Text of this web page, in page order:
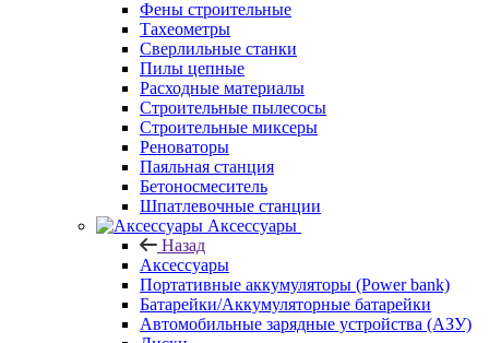
Фены строительные
Тахеометры
Сверлильные станки
Пилы цепные
Расходные материалы
Строительные пылесосы
Строительные миксеры
Реноваторы
Паяльная станция
Бетоносмеситель
Шпатлевочные станции
Аксессуары
Назад
Аксессуары
Портативные аккумуляторы (Power bank)
Батарейки/Аккумуляторные батарейки
Автомобильные зарядные устройства (АЗУ)